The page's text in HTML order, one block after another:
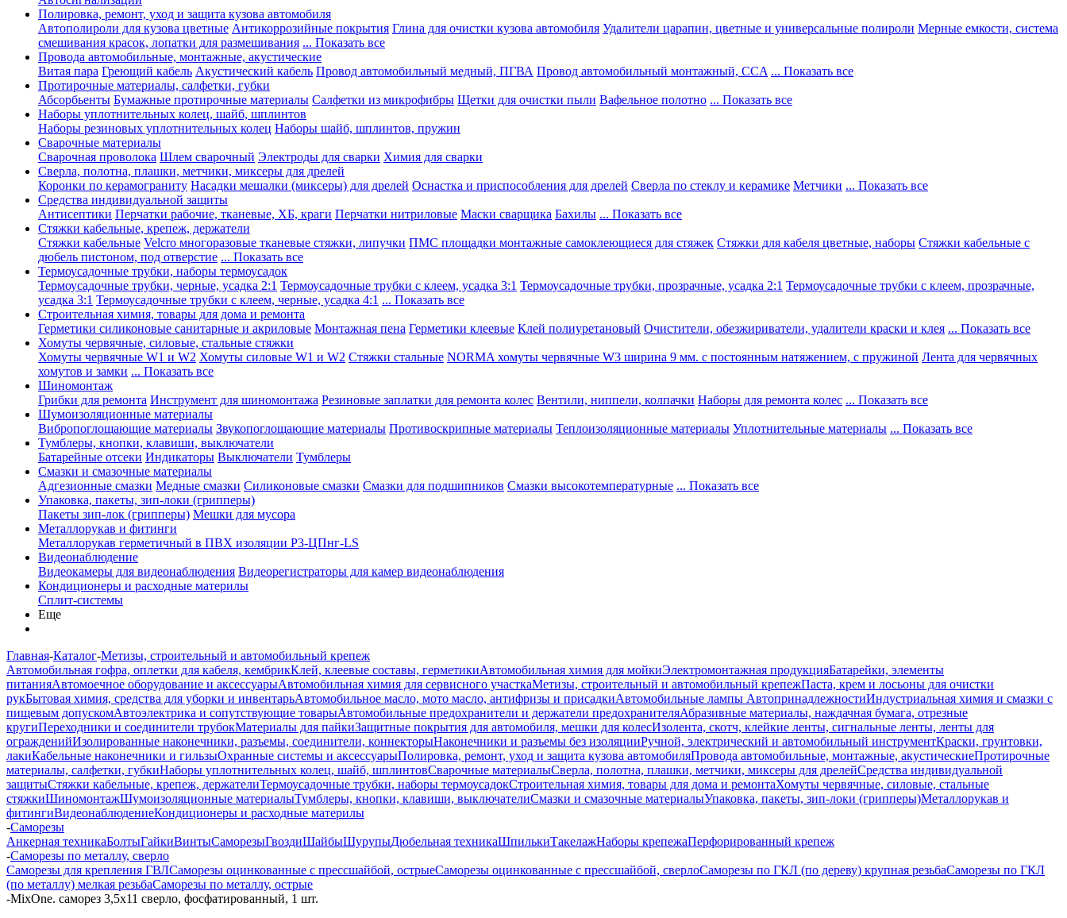
Полировка, ремонт, уход и защита кузова автомобиля
Автополироли для кузова цветные Антикоррозийные покрытия Глина для очистки кузова автомобиля Удалители царапин, цветные и универсальные полироли Мерные емкости, система
смешивания красок, лопатки для размешивания ... Показать все
Провода автомобильные, монтажные, акустические
Витая пара Греющий кабель Акустический кабель Провод автомобильный медный, ПГВА Провод автомобильный монтажный, CCA ... Показать все
Протирочные материалы, салфетки, губки
Абсорбьенты Бумажные протирочные материалы Салфетки из микрофибры Щетки для очистки пыли Вафельное полотно ... Показать все
Наборы уплотнительных колец, шайб, шплинтов
Наборы резиновых уплотнительных колец Наборы шайб, шплинтов, пружин
Сварочные материалы
Сварочная проволока Шлем сварочный Электроды для сварки Химия для сварки
Сверла, полотна, плашки, метчики, миксеры для дрелей
Коронки по керамограниту Насадки мешалки (миксеры) для дрелей Оснастка и приспособления для дрелей Сверла по стеклу и керамике Метчики ... Показать все
Средства индивидуальной защиты
Антисептики Перчатки рабочие, тканевые, ХБ, краги Перчатки нитриловые Маски сварщика Бахилы ... Показать все
Стяжки кабельные, крепеж, держатели
Стяжки кабельные Velcro многоразовые тканевые стяжки, липучки ПМС площадки монтажные самоклеющиеся для стяжек Стяжки для кабеля цветные, наборы Стяжки кабельные с
дюбель пистоном, под отверстие ... Показать все
Термоусадочные трубки, наборы термоусадок
Термоусадочные трубки, черные, усадка 2:1 Термоусадочные трубки с клеем, усадка 3:1 Термоусадочные трубки, прозрачные, усадка 2:1 Термоусадочные трубки с клеем, прозрачные,
усадка 3:1 Термоусадочные трубки с клеем, черные, усадка 4:1 ... Показать все
Строительная химия, товары для дома и ремонта
Герметики силиконовые санитарные и акриловые Монтажная пена Герметики клеевые Клей полиуретановый Очистители, обезжириватели, удалители краски и клея ... Показать все
Хомуты червячные, силовые, стальные стяжки
Хомуты червячные W1 и W2 Хомуты силовые W1 и W2 Стяжки стальные NORMA хомуты червячные W3 ширина 9 мм. с постоянным натяжением, с пружиной Лента для червячных
хомутов и замки ... Показать все
Шиномонтаж
Грибки для ремонта Инструмент для шиномонтажа Резиновые заплатки для ремонта колес Вентили, ниппели, колпачки Наборы для ремонта колес ... Показать все
Шумоизоляционные материалы
Вибропоглощающие материалы Звукопоглощающие материалы Противоскрипные материалы Теплоизоляционные материалы Уплотнительные материалы ... Показать все
Тумблеры, кнопки, клавиши, выключатели
Батарейные отсеки Индикаторы Выключатели Тумблеры
Смазки и смазочные материалы
Адгезионные смазки Медные смазки Силиконовые смазки Смазки для подшипников Смазки высокотемпературные ... Показать все
Упаковка, пакеты, зип-локи (грипперы)
Пакеты зип-лок (грипперы) Мешки для мусора
Металлорукав и фитинги
Металлорукав герметичный в ПВХ изоляции Р3-ЦПнг-LS
Видеонаблюдение
Видеокамеры для видеонаблюдения Видеорегистраторы для камер видеонаблюдения
Кондиционеры и расходные материлы
Сплит-системы
Еще
Главная-Каталог-Метизы, строительный и автомобильный крепеж
Автомобильная гофра, оплетки для кабеля, кембрикКлей, клеевые составы, герметикиАвтомобильная химия для мойкиЭлектромонтажная продукцияБатарейки, элементы
питанияАвтомоечное оборудование и аксессуарыАвтомобильная химия для сервисного участкаМетизы, строительный и автомобильный крепежПаста, крем и лосьоны для очистки
рукБытовая химия, средства для уборки и инвентарьАвтомобильное масло, мото масло, антифризы и присадкиАвтомобильные лампы АвтопринадлежностиИндустриальная химия и смазки с
пищевым допускомАвтоэлектрика и сопутствующие товарыАвтомобильные предохранители и держатели предохранителяАбразивные материалы, наждачная бумага, отрезные
кругиПереходники и соединители трубокМатериалы для пайкиЗащитные покрытия для автомобиля, мешки для колесИзолента, скотч, клейкие ленты, сигнальные ленты, ленты для
огражденийИзолированные наконечники, разъемы, соединители, коннекторыНаконечники и разъемы без изоляцииРучной, электрический и автомобильный инструментКраски, грунтовки,
лакиКабельные наконечники и гильзыОхранные системы и аксессуарыПолировка, ремонт, уход и защита кузова автомобиляПровода автомобильные, монтажные, акустическиеПротирочные
материалы, салфетки, губкиНаборы уплотнительных колец, шайб, шплинтовСварочные материалыСверла, полотна, плашки, метчики, миксеры для дрелейСредства индивидуальной
защитыСтяжки кабельные, крепеж, держателиТермоусадочные трубки, наборы термоусадокСтроительная химия, товары для дома и ремонтаХомуты червячные, силовые, стальные
стяжкиШиномонтажШумоизоляционные материалыТумблеры, кнопки, клавиши, выключателиСмазки и смазочные материалыУпаковка, пакеты, зип-локи (грипперы)Металлорукав и
фитингиВидеонаблюдениеКондиционеры и расходные материлы
-Саморезы
Анкерная техникаБолтыГайкиВинтыСаморезыГвоздиШайбыШурупыДюбельная техникаШпилькиТакелажНаборы крепежаПерфорированный крепеж
-Саморезы по металлу, сверло
Саморезы для крепления ГВЛСаморезы оцинкованные с прессшайбой, острыеСаморезы оцинкованные с прессшайбой, сверлоСаморезы по ГКЛ (по дереву) крупная резьбаСаморезы по ГКЛ
(по металлу) мелкая резьбаСаморезы по металлу, острые
-MixOne. cаморез 3,5х11 сверло, фосфатированный, 1 шт.